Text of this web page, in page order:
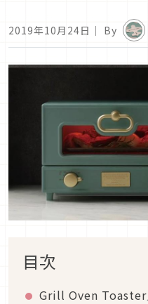
2019年10月24日 ｜ By
目次
Grill Oven Toaster